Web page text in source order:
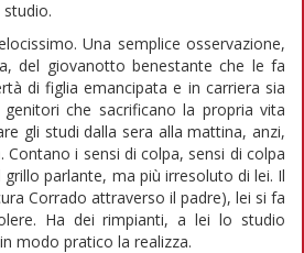
Una semplice osservazione,
del giovanotto benestante che le fa
di figlia emancipata e in carriera sia
che sacrificano la propria vita
gli studi dalla sera alla mattina, anzi,
Contano i sensi di colpa, sensi di colpa
parlante, ma più irresoluto di lei. Il
Corrado attraverso il padre), lei si fa
Ha dei rimpianti, a lei lo studio
modo pratico la realizza.